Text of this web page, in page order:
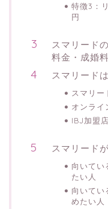
特徴3：
円
スマリード
料金・成婚
スマリード
スマリー
オンライ
IBJ加盟
スマリード
向いてい
たい人
向いてい
めたい人